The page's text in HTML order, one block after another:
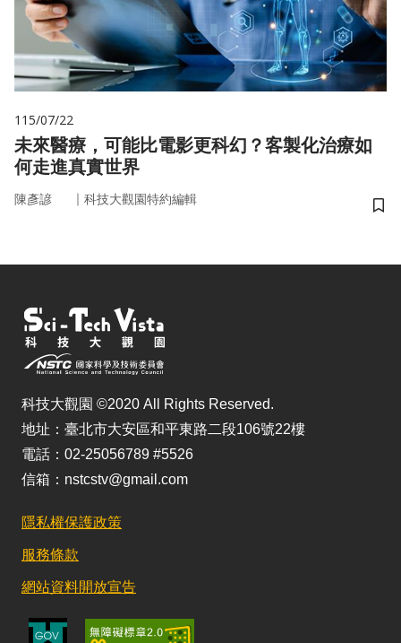
115/07/22
未來醫療，可能比電影更科幻？客製化治療如
何走進真實世界
陳彥諺 ｜ 科技大觀園特約編輯
儲
科技大觀園 ©2020 All Rights Reserved.
地址：臺北市大安區和平東路二段106號22樓
電話：02-25056789 #5526
信箱：nstcstv@gmail.com
隱私權保護政策
服務條款
網站資料開放宣告